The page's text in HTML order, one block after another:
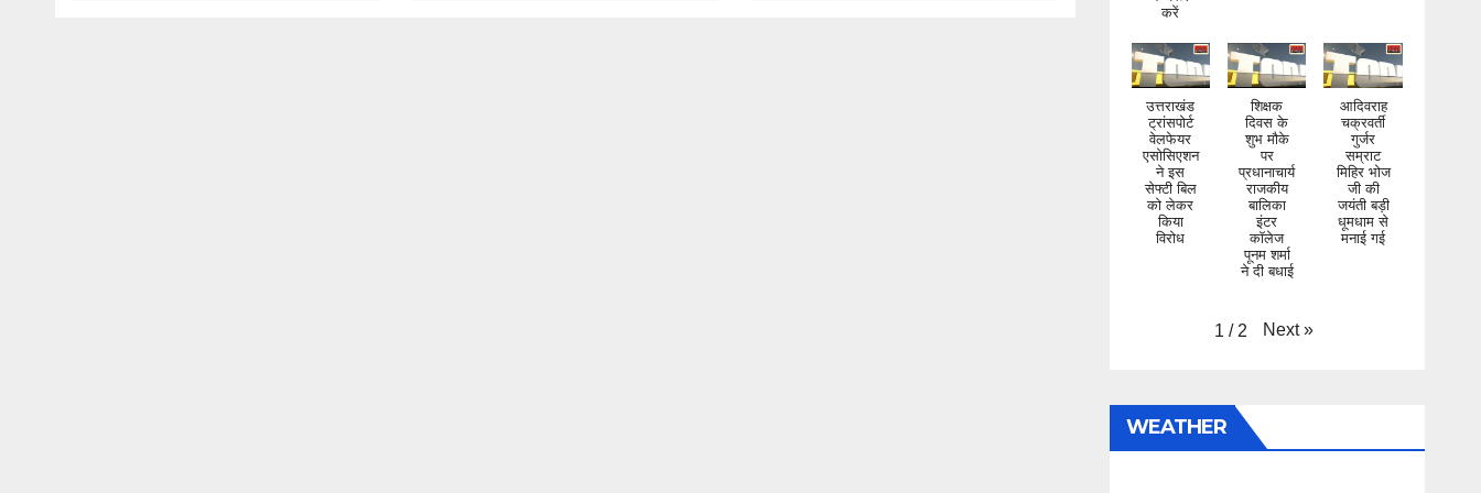
करें
उत्तराखंड
ट्रांसपोर्ट
वेलफेयर
एसोसिएशन
ने इस
सेफ्टी बिल
को लेकर
किया
विरोध
शिक्षक
दिवस के
शुभ मौके
पर
प्रधानाचार्य
राजकीय
बालिका
इंटर
कॉलेज
पूनम शर्मा
ने दी बधाई
आदिवराह
चक्रवर्ती
गुर्जर
सम्राट
मिहिर भोज
जी की
जयंती बड़ी
धूमधाम से
मनाई गई
1 / 2 Next »
WEATHER